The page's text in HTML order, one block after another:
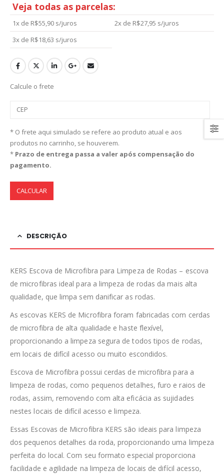
Veja todas as parcelas:
1x de R$55,90 s/juros 2x de R$27,95 s/juros
3x de R$18,63 s/juros
Calcule o frete
* O frete aqui simulado se refere ao produto atual e aos
produtos no carrinho, se houverem.
* Prazo de entrega passa a valer após compensação do
pagamento.
CALCULAR
DESCRIÇÃO
KERS Escova de Microfibra para Limpeza de Rodas – escova
de microfibras ideal para a limpeza de rodas da mais alta
qualidade, que limpa sem danificar as rodas.
As escovas KERS de Microfibra foram fabricadas com cerdas
de microfibra de alta qualidade e haste flexível,
proporcionando a limpeza segura de todos tipos de rodas,
em locais de difícil acesso ou muito escondidos.
Escova de Microfibra possui cerdas de microfibra para a
limpeza de rodas, como pequenos detalhes, furo e raios de
rodas, assim, removendo com alta eficácia as sujidades
nestes locais de difícil acesso e limpeza.
Essas Escovas de Microfibra KERS são ideais para limpeza
dos pequenos detalhes da roda, proporcionando uma limpeza
perfeita do local. Com seu formato especial proporciona
facilidade e agilidade na limpeza de locais de difícil acesso,